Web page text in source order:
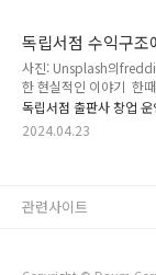
독립서점 수익구조
사진: Unsplash의
한 현실적인 이야기 한
는 것이었던 것처럼 최근
쩍 많아졌다. 우리가 생
아 커피 한 잔을 마시며
다면 녹록치 않은 현실이
니는 백조가 물 밑에서
독립서점 출판사 창업
2024.04.23
관련사이트